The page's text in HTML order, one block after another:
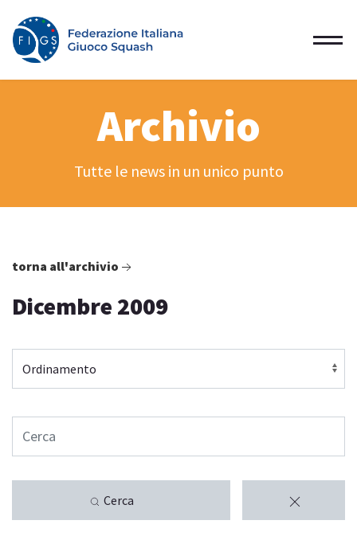
Archivio
Tutte le news in un unico punto
torna all'archivio
Dicembre 2009
Cerca